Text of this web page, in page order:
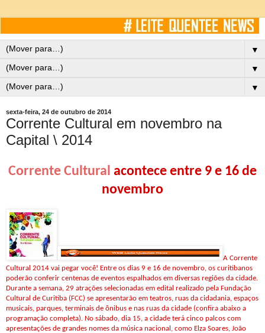
▼
▼
▼
sexta-feira, 24 de outubro de 2014
Corrente Cultural em novembro na
Capital \ 2014
Corrente Cultural acontece entre 9 e 16 de
novembro
A Corrente
Cultural 2014 vai pegar você! Entre os dias 9 e 16 de novembro, os curitibanos
poderão conferir centenas de eventos espalhados em diversas regiões da cidade.
Durante a semana, 29 atrações selecionadas em edital realizado pela Fundação
Cultural de Curitiba (FCC) se apresentarão em teatros, ruas da cidadania, espaços
musicais, parques, terminais de ônibus e nas ruas da cidade (confira abaixo a
programação completa). No sábado, dia 15, a cidade terá cinco palcos com
apresentações de grandes nomes da música nacional, como Elza Soares, João